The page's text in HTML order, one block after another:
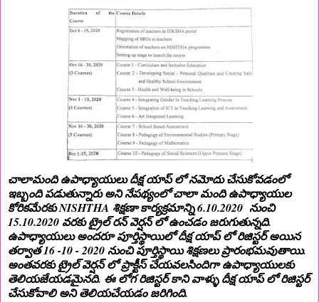
చాలామంది ఉపాధ్యాయులు దీక్ష యాప్ లో నమోదు చేసుకోవడంలో
ఇబ్బంది పడుతున్నారు అని నేపథ్యంలో చాలా మంది ఉపాధ్యాయుల
కోరికమేరకు NISHTHA శిక్షణా కార్యక్రమాన్ని 6.10.2020 నుంచి
15.10.2020 వరకు ట్రైల్ రన్ వెర్షన్ లో ఉంచడం జరుగుతున్నది.
ఉపాధ్యాయులు అందరూ పూర్తిస్థాయిలో దీక్ష యాప్ లో రిజిస్టర్ అయిన
తర్వాత 16 -10 - 2020 నుంచి పూర్తిస్థాయి శిక్షణలు ప్రారంభమవుతాయి.
అంతవరకు ట్రైల్ వెర్షన్ లో ప్రాక్టీస్ చేయవలసిందిగా ఉపాధ్యాయులకు
తెలియజేయడమైనది. ఈ లోగ రిజిస్టర్ కాని వాళ్ళు దీక్ష యాప్ లో రిజిస్టర్
చేసుకోవాలి అని తెలియచేయడం జరిగింది.